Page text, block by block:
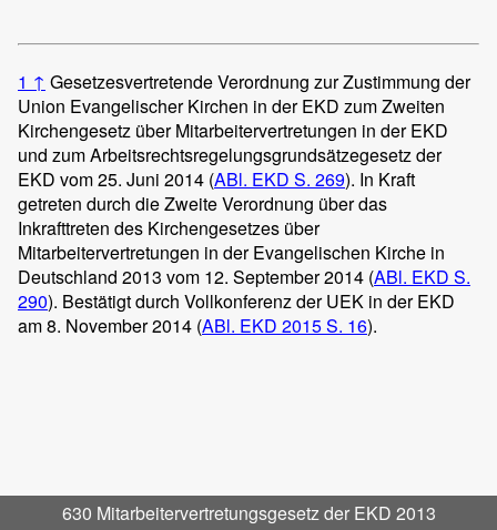
630 Mitarbeitervertretungsgesetz der EKD 2013
1 ↑ Gesetzesvertretende Verordnung zur Zustimmung der
Union Evangelischer Kirchen in der EKD zum Zweiten
Kirchengesetz über Mitarbeitervertretungen in der EKD
und zum Arbeitsrechtsregelungsgrundsätzegesetz der
EKD vom 25. Juni 2014 (ABl. EKD S. 269). In Kraft
getreten durch die Zweite Verordnung über das
Inkrafttreten des Kirchengesetzes über
Mitarbeitervertretungen in der Evangelischen Kirche in
Deutschland 2013 vom 12. September 2014 (ABl. EKD S.
290). Bestätigt durch Vollkonferenz der UEK in der EKD
am 8. November 2014 (ABl. EKD 2015 S. 16).